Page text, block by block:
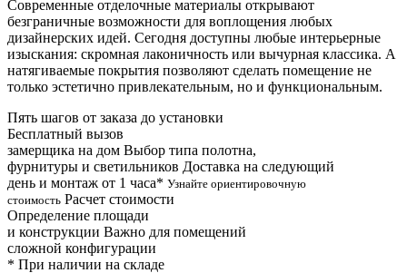
Современные отделочные материалы открывают
безграничные возможности для воплощения любых
дизайнерских идей. Сегодня доступны любые интерьерные
изыскания: скромная лаконичность или вычурная классика. А
натягиваемые покрытия позволяют сделать помещение не
только эстетично привлекательным, но и функциональным.
Пять шагов от заказа до установки
Бесплатный вызов
замерщика на дом Выбор типа полотна,
фурнитуры и светильников Доставка на следующий
день и монтаж от 1 часа* Узнайте ориентировочную
стоимость Расчет стоимости
Определение площади
и конструкции Важно для помещений
сложной конфигурации
* При наличии на складе